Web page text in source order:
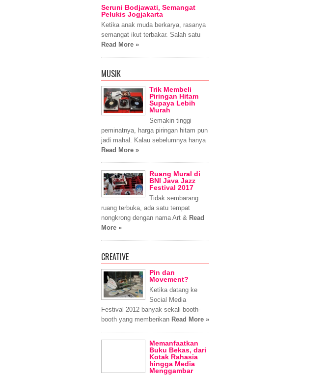
Seruni Bodjawati, Semangat
Pelukis Jogjakarta
Ketika anak muda berkarya, rasanya
semangat ikut terbakar. Salah satu
Read More »
MUSIK
Trik Membeli
Piringan Hitam
Supaya Lebih
Murah
Semakin tinggi
peminatnya, harga piringan hitam pun
jadi mahal. Kalau sebelumnya hanya
Read More »
Ruang Mural di
BNI Java Jazz
Festival 2017
Tidak sembarang
ruang terbuka, ada satu tempat
nongkrong dengan nama Art & Read
More »
CREATIVE
Pin dan
Movement?
Ketika datang ke
Social Media
Festival 2012 banyak sekali booth-
booth yang memberikan Read More »
Memanfaatkan
Buku Bekas, dari
Kotak Rahasia
hingga Media
Menggambar